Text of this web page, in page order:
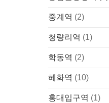
중계역 (2)
청량리역 (1)
학동역 (2)
혜화역 (10)
홍대입구역 (1)